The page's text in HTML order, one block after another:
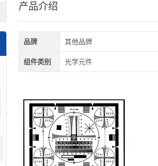
产品介绍
品牌 其他品牌
组件类别 光学元件